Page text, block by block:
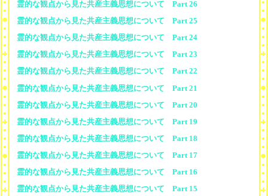
霊的な観点から見た共産主義思想について Part 26
霊的な観点から見た共産主義思想について Part 25
霊的な観点から見た共産主義思想について Part 24
霊的な観点から見た共産主義思想について Part 23
霊的な観点から見た共産主義思想について Part 22
霊的な観点から見た共産主義思想について Part 21
霊的な観点から見た共産主義思想について Part 20
霊的な観点から見た共産主義思想について Part 19
霊的な観点から見た共産主義思想について Part 18
霊的な観点から見た共産主義思想について Part 17
霊的な観点から見た共産主義思想について Part 16
霊的な観点から見た共産主義思想について Part 15